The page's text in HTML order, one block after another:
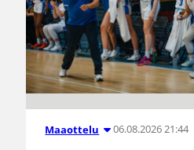
Maaottelu 06.08.2026 21:44